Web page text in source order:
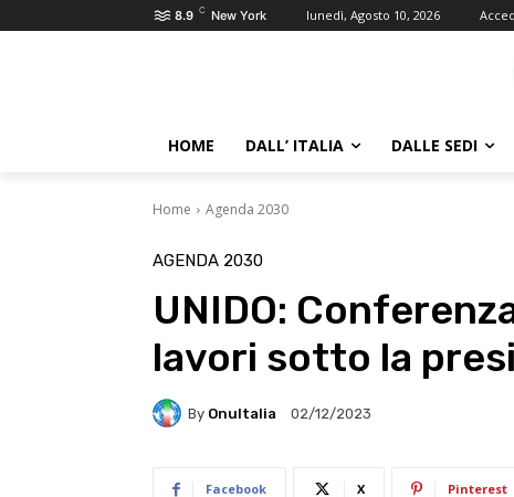
8.9 C New York lunedì, Agosto 10, 2026
HOME DALL’ ITALIA DALLE SEDI
Home Agenda 2030
AGENDA 2030
UNIDO:
lavori sotto la
By OnuItalia 02/12/2023
Facebook X Pinterest